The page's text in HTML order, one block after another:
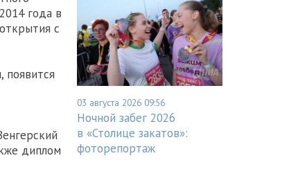
года в
с
появится
диплом
03 августа 2026 09:56
Ночной забег 2026
в «Столице закатов»:
фоторепортаж